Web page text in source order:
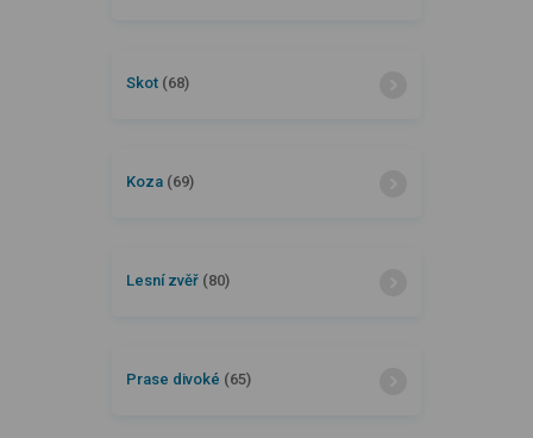
Skot (68)
Koza (69)
Lesní zvěř (80)
Prase divoké (65)